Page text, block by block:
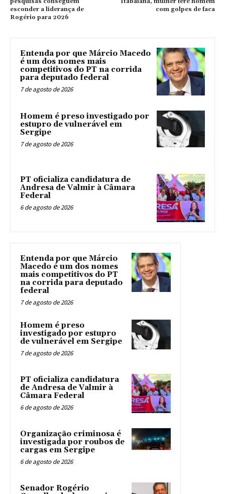
esconder a liderança de
Rogério para 2026
com golpes de faca
Entenda por que Márcio Macedo
é um dos nomes mais
competitivos do PT na corrida
para deputado federal
7 de agosto de 2026
Homem é preso investigado por
estupro de vulnerável em
Sergipe
7 de agosto de 2026
PT oficializa candidatura de
Andresa de Valmir à Câmara
Federal
6 de agosto de 2026
Entenda por que Márcio
Macedo é um dos nomes
mais competitivos do PT
na corrida para deputado
federal
7 de agosto de 2026
Homem é preso
investigado por estupro
de vulnerável em Sergipe
7 de agosto de 2026
PT oficializa candidatura
de Andresa de Valmir à
Câmara Federal
6 de agosto de 2026
Organização criminosa é
investigada por roubos de
cargas em Sergipe
6 de agosto de 2026
Senador Rogério